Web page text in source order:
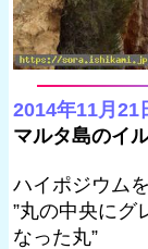
2014年11月21
マルタ島のイ
ハイポジウム
”丸の中央にグ
なった丸”